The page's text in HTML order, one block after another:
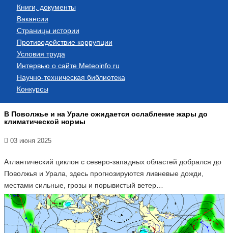
Книги, документы
Вакансии
Страницы истории
Противодействие коррупции
Условия труда
Интервью о сайте Meteoinfo.ru
Научно-техническая библиотека
Конкурсы
В Поволжье и на Урале ожидается ослабление жары до
климатической нормы
03 июня 2025
Атлантический циклон с северо-западных областей добрался до
Поволжья и Урала, здесь прогнозируются ливневые дожди,
местами сильные, грозы и порывистый ветер…